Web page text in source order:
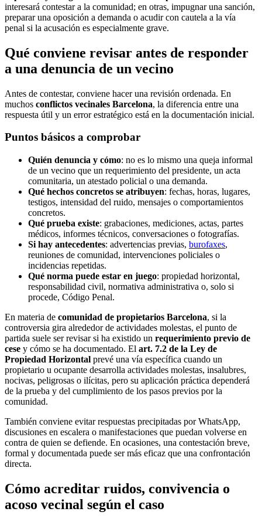
interesará contestar a la comunidad; en otras, impugnar una sanción,
preparar una oposición a demanda o acudir con cautela a la vía
penal si la acusación es especialmente grave.
Qué conviene revisar antes de responder
a una denuncia de un vecino
Antes de contestar, conviene hacer una revisión ordenada. En
muchos conflictos vecinales Barcelona, la diferencia entre una
respuesta útil y un error estratégico está en la documentación inicial.
Puntos básicos a comprobar
Quién denuncia y cómo: no es lo mismo una queja informal
de un vecino que un requerimiento del presidente, un acta
comunitaria, un atestado policial o una demanda.
Qué hechos concretos se atribuyen: fechas, horas, lugares,
testigos, intensidad del ruido, mensajes o comportamientos
concretos.
Qué prueba existe: grabaciones, mediciones, actas, partes
médicos, informes técnicos, conversaciones o fotografías.
Si hay antecedentes: advertencias previas, burofaxes,
reuniones de comunidad, intervenciones policiales o
incidencias repetidas.
Qué norma puede estar en juego: propiedad horizontal,
responsabilidad civil, normativa administrativa o, solo si
procede, Código Penal.
En materia de comunidad de propietarios Barcelona, si la
controversia gira alrededor de actividades molestas, el punto de
partida suele ser revisar si ha existido un requerimiento previo de
cese y cómo se ha documentado. El art. 7.2 de la Ley de
Propiedad Horizontal prevé una vía específica cuando un
propietario u ocupante desarrolla actividades molestas, insalubres,
nocivas, peligrosas o ilícitas, pero su aplicación práctica dependerá
de la prueba y del cumplimiento de los pasos previos por la
comunidad.
También conviene evitar respuestas precipitadas por WhatsApp,
discusiones en escalera o manifestaciones que puedan volverse en
contra de quien se defiende. En ocasiones, una contestación breve,
formal y documentada puede ser más eficaz que una confrontación
directa.
Cómo acreditar ruidos, convivencia o
acoso vecinal según el caso